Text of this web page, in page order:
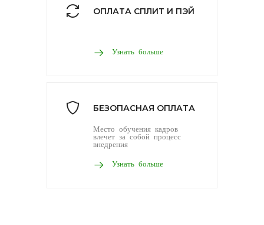
ОПЛАТА СПЛИТ И ПЭЙ
Узнать больше
БЕЗОПАСНАЯ ОПЛАТА
Место обучения кадров
влечет за собой процесс
внедрения
Узнать больше